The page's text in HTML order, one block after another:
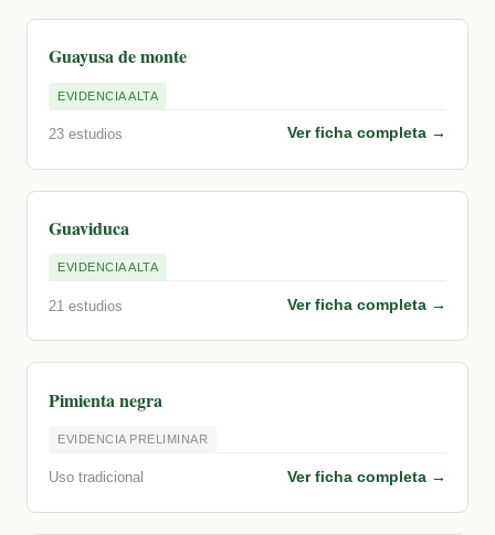
Guayusa de monte
EVIDENCIA ALTA
23 estudios Ver ficha completa →
Guaviduca
EVIDENCIA ALTA
21 estudios Ver ficha completa →
Pimienta negra
EVIDENCIA PRELIMINAR
Uso tradicional Ver ficha completa →